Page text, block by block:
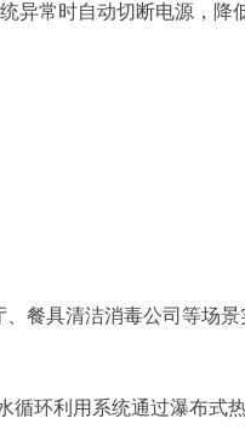
异常时自动切断电源，降
餐具清洁消毒公司等场景
环利用系统通过瀑布式